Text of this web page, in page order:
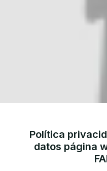
Política
datos página